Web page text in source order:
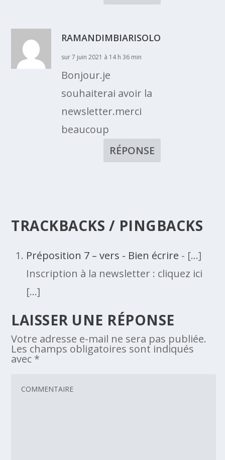
RAMANDIMBIARISOLO
sur 7 juin 2021 à 14 h 36 min
Bonjour.je
souhaiterai avoir la
newsletter.merci
beaucoup
RÉPONSE
TRACKBACKS / PINGBACKS
Préposition 7 – vers - Bien écrire - […]
Inscription à la newsletter : cliquez ici
[…]
LAISSER UNE RÉPONSE
Votre adresse e-mail ne sera pas publiée.
Les champs obligatoires sont indiqués
avec *